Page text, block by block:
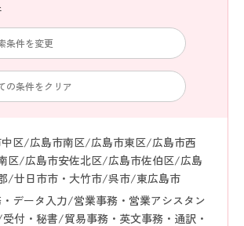
条件を変更
の条件をクリア
区/広島市南区/広島市東区/広島市西
区/広島市安佐北区/広島市佐伯区/広島
/廿日市市・大竹市/呉市/東広島市
データ入力/営業事務・営業アシスタン
付・秘書/貿易事務・英文事務・通訳・